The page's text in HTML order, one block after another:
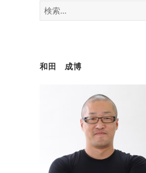
検
索:
和田 成博